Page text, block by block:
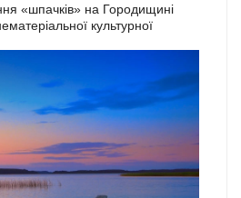
«шпачків» на Городищині
культурної